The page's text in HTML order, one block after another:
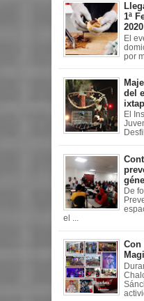
1ª
2020
El
por
del
El
De
el ...
Con